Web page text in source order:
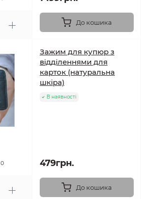
До кошика
0
Зажим для купюр з
відділеннями для
карток (натуральна
шкіра)
В наявності
479грн.
До кошика